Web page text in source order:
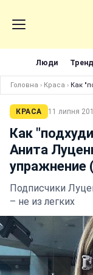
Люди
Головна › Краса › Как
КРАСА 11 липня
Как
Анита
упражнение
Подписчики
– не из легких